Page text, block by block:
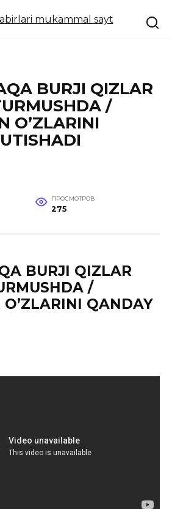
BURJI QIZLAR
/
O’ZLARINI
ПРОСМОТРОВ
275
BURJI QIZLAR
/
QANDAY